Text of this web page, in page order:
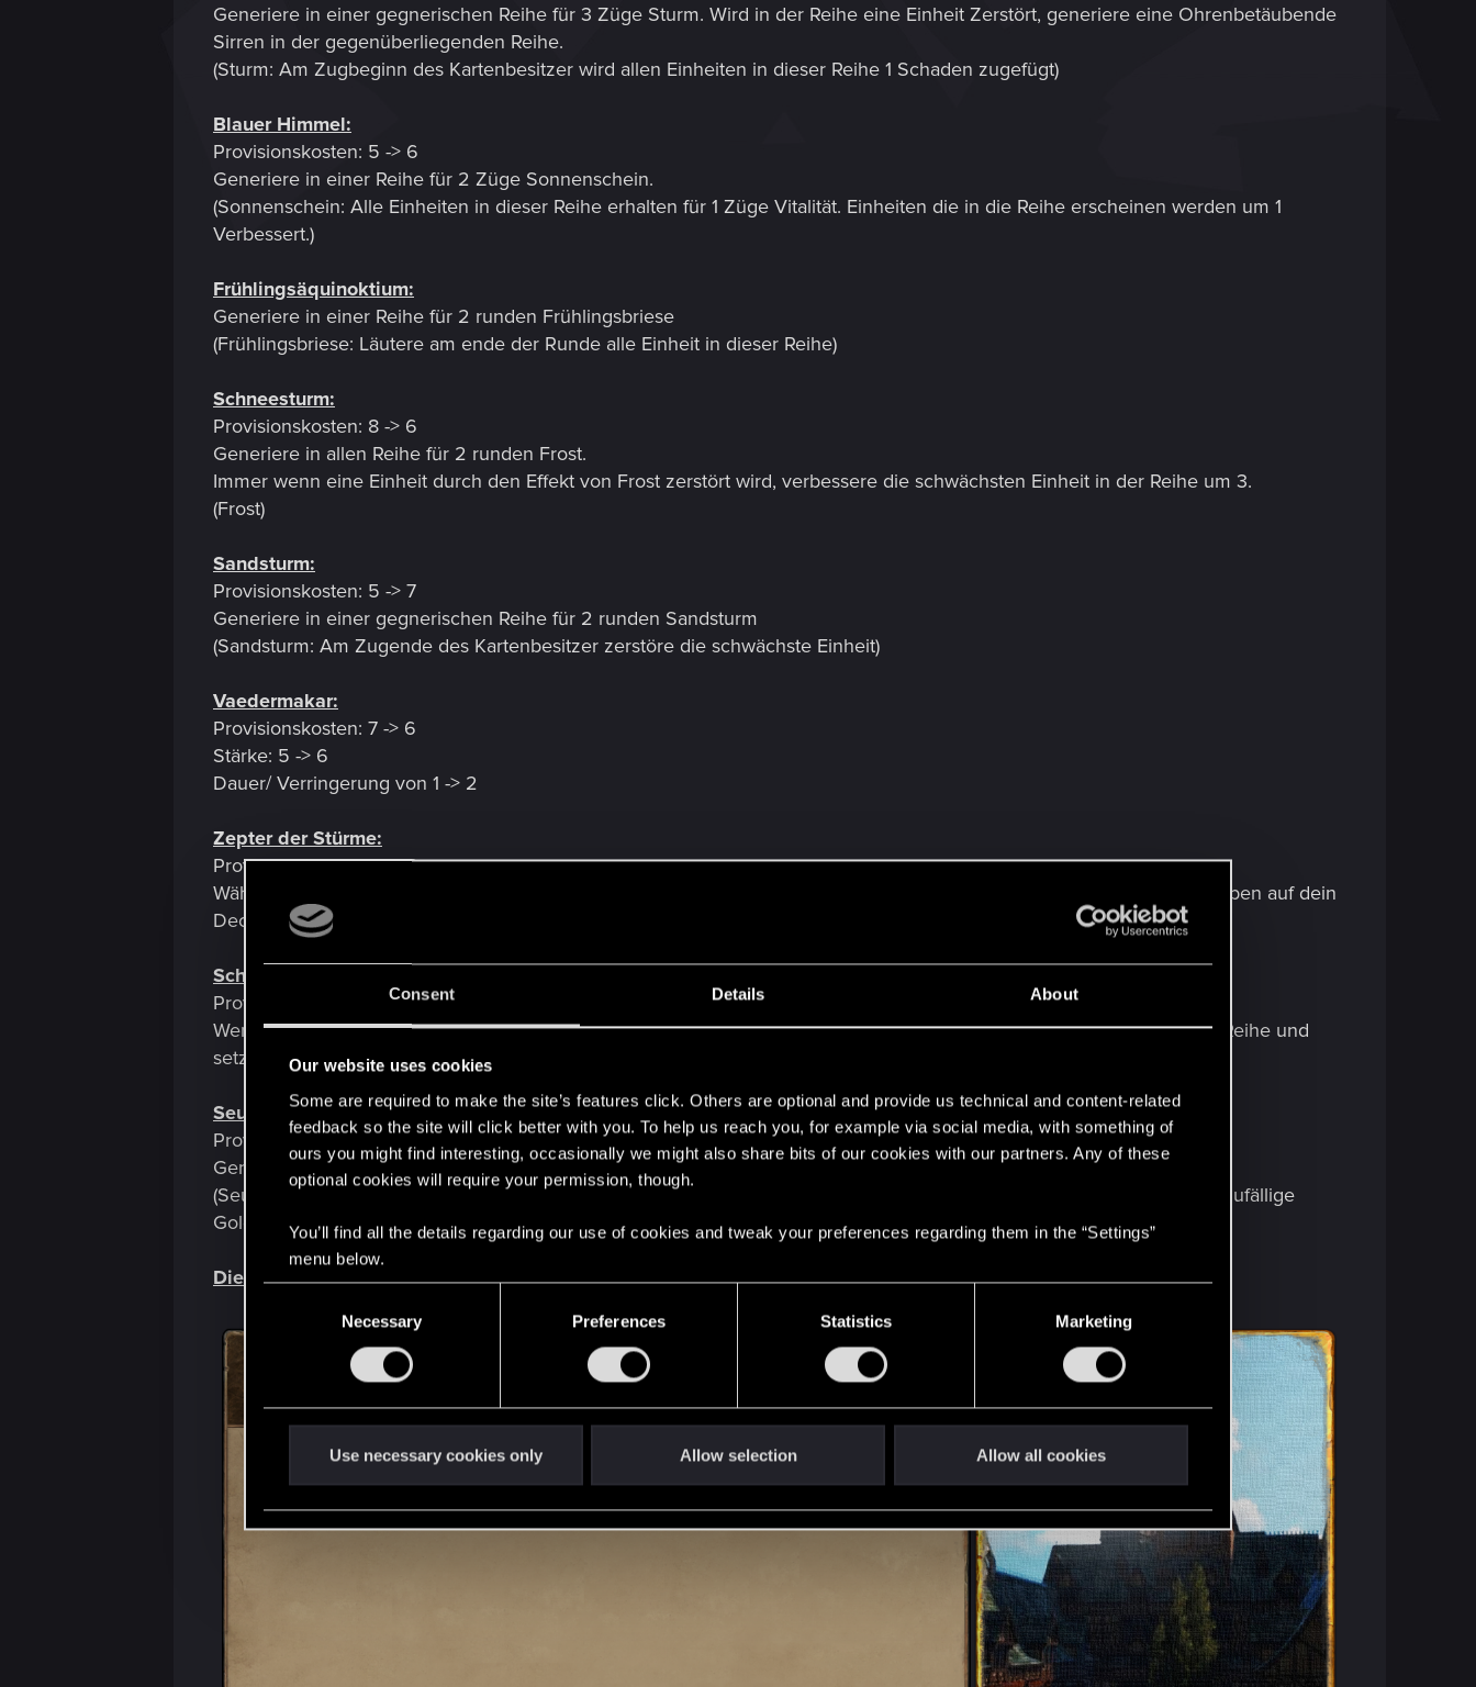
Consent Details About
Our website uses cookies
Some are required to make the site’s features click. Others are optional and provide us technical and content-related
feedback so the site will click better with you. To help us reach you, for example via social media, with something of
ours you might find interesting, occasionally we might also share bits of our cookies with our partners. Any of these
optional cookies will require your permission, though.
You’ll find all the details regarding our use of cookies and tweak your preferences regarding them in the “Settings”
menu below.
e
l
Necessary Preferences Statistics Marketing
Use necessary cookies only Allow selection Allow all cookies
Generiere in einer gegnerischen Reihe für 3 Züge Sturm. Wird in der Reihe eine Einheit Zerstört, generiere eine Ohrenbetäubende
Sirren in der gegenüberliegenden Reihe.
(Sturm: Am Zugbeginn des Kartenbesitzer wird allen Einheiten in dieser Reihe 1 Schaden zugefügt)
Blauer Himmel:
Provisionskosten: 5 -> 6
Generiere in einer Reihe für 2 Züge Sonnenschein.
(Sonnenschein: Alle Einheiten in dieser Reihe erhalten für 1 Züge Vitalität. Einheiten die in die Reihe erscheinen werden um 1
Verbessert.)
Frühlingsäquinoktium:
Generiere in einer Reihe für 2 runden Frühlingsbriese
(Frühlingsbriese: Läutere am ende der Runde alle Einheit in dieser Reihe)
Schneesturm:
Provisionskosten: 8 -> 6
Generiere in allen Reihe für 2 runden Frost.
Immer wenn eine Einheit durch den Effekt von Frost zerstört wird, verbessere die schwächsten Einheit in der Reihe um 3.
(Frost)
Sandsturm:
Provisionskosten: 5 -> 7
Generiere in einer gegnerischen Reihe für 2 runden Sandsturm
(Sandsturm: Am Zugende des Kartenbesitzer zerstöre die schwächste Einheit)
Vaedermakar:
Provisionskosten: 7 -> 6
Stärke: 5 -> 6
Dauer/ Verringerung von 1 -> 2
Zepter der Stürme:
Provisionskosten: 6 -> 8
Wähle einen Wettereffekte in deinem Statdeck aus, Generiere eine Kopie. spiele sie aus und lege die gewählte Karte oben auf dein
Deck.
Schneeschmerze:
Provisionskosten: 4 -> 5
Wenn mindestens 3 Einheiten in einer Reihe mit Wettereffekt liegen, Verschiebe den Reiheneffekt in einer beliebigen Reihe und
setzte die Dauer zurück
Seuche:
Provisionskosten: 5 -> 6
Generiere in einer gegnerischen Reihe für 3 runden Seuche.
(Seuche: In dieser Reihe können keine Goldkarten gespielt werden. Am Zugende des Kartenbesitzer verschiebe eine zufällige
Goldkarte in eine anderen Reihe)
Die Neuen Karten: